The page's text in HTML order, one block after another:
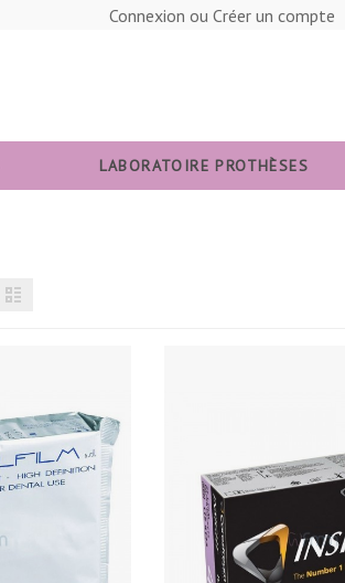
Connexion ou Créer un compte
LABORATOIRE PROTHÈSES